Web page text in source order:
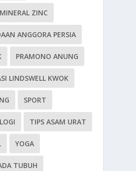
ZINC
ANGGORA PERSIA
PRAMONO ANUNG
LINDSWELL KWOK
SPORT
TIPS ASAM URAT
YOGA
TUBUH